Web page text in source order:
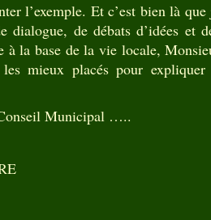
l’exemple. Et c’est bien là que
dialogue, de débats d’idées et
à la base de la vie locale,
mieux placés pour
Municipal …..